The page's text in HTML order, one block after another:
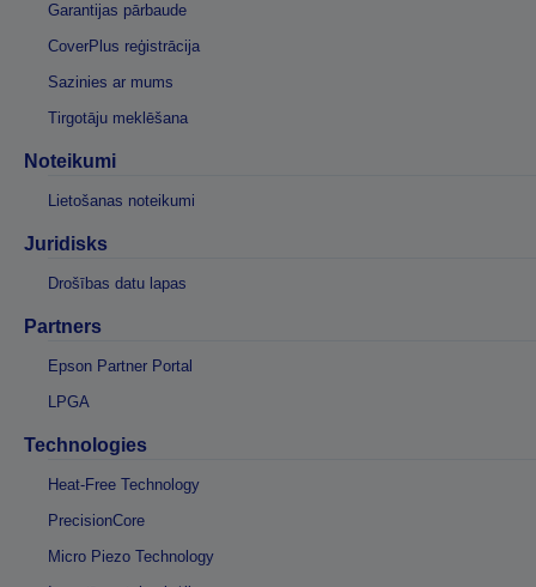
Garantijas pārbaude
CoverPlus reģistrācija
Sazinies ar mums
Tirgotāju meklēšana
Noteikumi
Lietošanas noteikumi
Juridisks
Drošības datu lapas
Partners
Epson Partner Portal
LPGA
Technologies
Heat-Free Technology
PrecisionCore
Micro Piezo Technology